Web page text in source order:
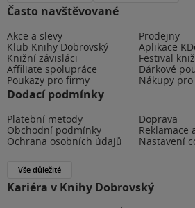
Často navštěvované
Akce a slevy
Prodejny
Klub Knihy Dobrovský
Aplikace
Knižní závisláci
Festival
Affiliate spolupráce
Dárkové
Poukazy pro firmy
Nákupy pro
Dodací podmínky
Platební metody
Doprava
Obchodní podmínky
Reklamace
Ochrana osobních údajů
Nastavení
Vše důležité
Kariéra v Knihy Dobrovský